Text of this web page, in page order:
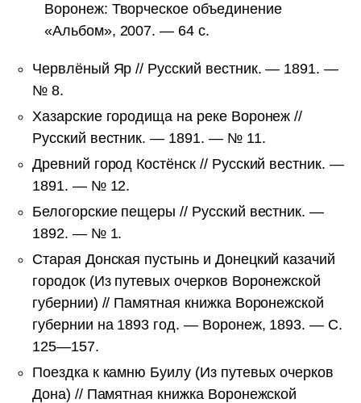
Воронеж: Творческое объединение
«Альбом», 2007. — 64 с.
Червлёный Яр // Русский вестник. — 1891. —
№ 8.
Хазарские городища на реке Воронеж //
Русский вестник. — 1891. — № 11.
Древний город Костёнск // Русский вестник. —
1891. — № 12.
Белогорские пещеры // Русский вестник. —
1892. — № 1.
Старая Донская пустынь и Донецкий казачий
городок (Из путевых очерков Воронежской
губернии) // Памятная книжка Воронежской
губернии на 1893 год. — Воронеж, 1893. — С.
125—157.
Поездка к камню Буилу (Из путевых очерков
Дона) // Памятная книжка Воронежской